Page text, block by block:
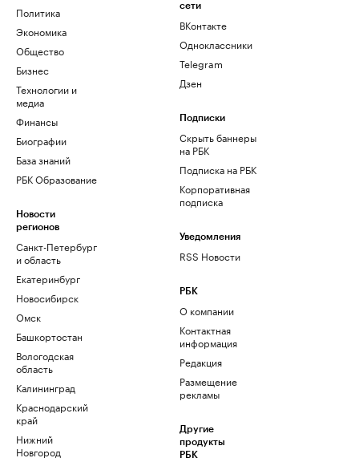
Политика
Экономика
Общество
Бизнес
Технологии и
медиа
Финансы
Биографии
База знаний
РБК Образование
Новости
регионов
Санкт-Петербург
и область
Екатеринбург
Новосибирск
Омск
Башкортостан
Вологодская
область
Калининград
Краснодарский
край
Нижний
Новгород
сети
ВКонтакте
Одноклассники
Telegram
Дзен
Подписки
Скрыть баннеры
на РБК
Подписка на РБК
Корпоративная
подписка
Уведомления
RSS Новости
РБК
О компании
Контактная
информация
Редакция
Размещение
рекламы
Другие
продукты
РБК